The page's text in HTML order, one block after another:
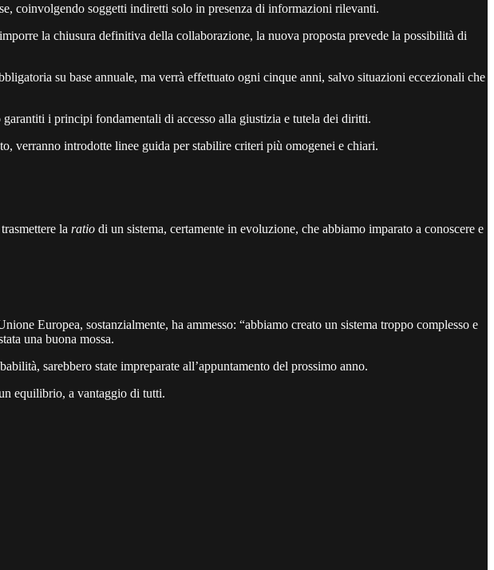
coinvolgendo soggetti indiretti solo in presenza di informazioni rilevanti.
la chiusura definitiva della collaborazione, la nuova proposta prevede la possibilità di
su base annuale, ma verrà effettuato ogni cinque anni, salvo situazioni eccezionali che
i principi fondamentali di accesso alla giustizia e tutela dei diritti.
verranno introdotte linee guida per stabilire criteri più omogenei e chiari.
la ratio di un sistema, certamente in evoluzione, che abbiamo imparato a conoscere e
Europea, sostanzialmente, ha ammesso: “abbiamo creato un sistema troppo complesso e
una buona mossa.
sarebbero state impreparate all’appuntamento del prossimo anno.
equilibrio, a vantaggio di tutti.